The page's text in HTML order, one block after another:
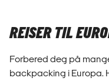
REISER TIL
Forbered deg på
backpacking i Europa.